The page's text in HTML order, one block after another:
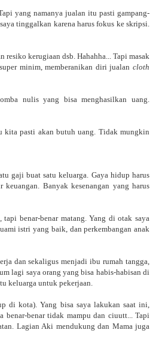
yang namanya jualan itu pasti gampang-
tinggalkan karena harus fokus ke skripsi.
kerugiaan dsb. Hahahha... Tapi masak
minim, memberanikan diri jualan cloth
nulis yang bisa menghasilkan uang.
kita pasti akan butuh uang. Tidak mungkin
gaji buat satu keluarga. Gaya hidup harus
Banyak kesenangan yang harus
tapi benar-benar matang. Yang di otak saya
istri yang baik, dan perkembangan anak
dan sekaligus menjadi ibu rumah tangga,
lagi saya orang yang bisa habis-habisan di
keluarga untuk pekerjaan.
di kota). Yang bisa saya lakukan saat ini,
benar-benar tidak mampu dan ciuutt... Tapi
Lagian Aki mendukung dan Mama juga